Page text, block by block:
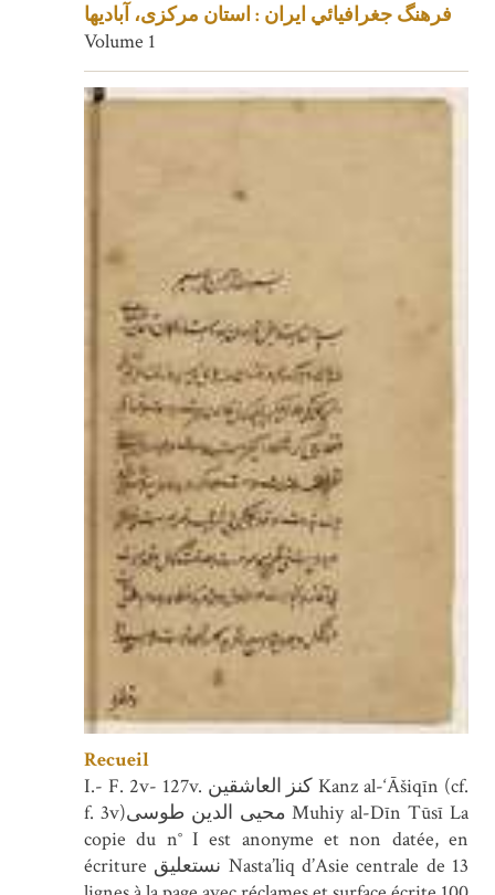
فرهنگ جغرافيائي ايران : استان مرکزی، آبادیها
Volume 1
Recueil
I.- F. 2v- 127v. کنز العاشقین Kanz al-‘Āšiqīn (cf.
f. 3v)محیی الدین طوسی Muhiy al-Dīn Tūsī La
copie du n° I est anonyme et non datée, en
écriture نستعلیق Nasta’liq d’Asie centrale de 13